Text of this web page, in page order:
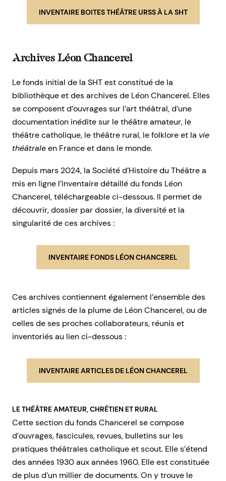
INVENTAIRE BOITES THÉÂTRE URSS À LA SHT
Archives Léon Chancerel
Le fonds initial de la SHT est constitué de la
bibliothèque et des archives de Léon Chancerel. Elles
se composent d’ouvrages sur l’art théâtral, d’une
documentation inédite sur le théâtre amateur, le
théâtre catholique, le théâtre rural, le folklore et la vie
théâtraleen France et dans le monde.
Depuis mars 2024, la Société d’Histoire du Théâtre a
mis en ligne l’inventaire détaillé du fonds Léon
Chancerel, téléchargeable ci-dessous. Il permet de
découvrir, dossier par dossier, la diversité et la
singularité de ces archives :
INVENTAIRE FONDS LÉON CHANCEREL
Ces archives contiennent également l’ensemble des
articles signés de la plume de Léon Chancerel, ou de
celles de ses proches collaborateurs, réunis et
inventoriés au lien ci-dessous :
INVENTAIRE ARTICLES DE LÉON CHANCEREL
LE THÉÂTRE AMATEUR, CHRÉTIEN ET RURAL
Cette section du fonds Chancerel se compose
d’ouvrages, fascicules, revues, bulletins sur les
pratiques théâtrales catholique et scout. Elle s’étend
des années 1930 aux années 1960. Elle est constituée
de plus d’un millier de documents. On y trouve le